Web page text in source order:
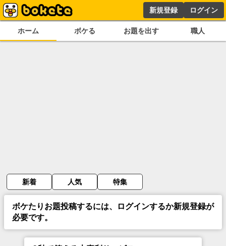
新規登録 ログイン
ホーム ボケる お題を出す 職人
新着 人気 特集
ボケたりお題投稿するには、ログインするか新規登録が
必要です。